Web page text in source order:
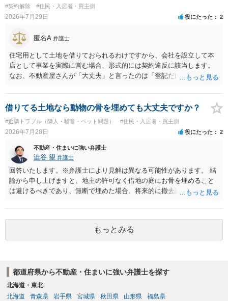
#契約解除 #住民・入居者・買主側
2026年7月29日 役にたった 2
匿名A 弁護士
住宅用として土地を借りておられるわけですから、会社を設立して本
店として事業を実際に営む場合、形式的には契約違反に該当します。
なお、不動産屋さんが「大丈夫」と言ったのは「登記だけなら実務上
れますが、これは法的な保証ではありません。 ただ、解除まで認めら
れるかどうかについては信頼関係が破壊されたかどうかで判断されま
すので、建物を事務所・店舗用に大きく改築する等までなさらない限
り、リスクはそれほど大きくないかもしれません。 しかしそれでも、
大家さんが契約違反を口実に、将来の更新時に更新料の上乗せを要求
したり、立ち退きを迫る材料に使ったりする可能性は否定できませ
ん。
借りてる土地なら動物の骨を埋めても大丈夫ですか？
#近隣トラブル（隣人・騒音・ペット問題） #住民・入居者・買主側
2026年7月28日 役にたった 2
不動産・住まいに強い弁護士
澁谷 望 弁護士
回答いたします。※弁護士により見解は異なる可能性があります。 結
論から申し上げますと、地主の許可なく借地の庭にお骨を埋めること
は避けるべきであり、無断で埋めた場合、将来的に撤去請求や退去時
上、自分のペットの遺骨を埋める行為自体は墓地埋葬法違反や不法投
棄には該当しないため、犯罪になるわけではありません。しかし、建
物の所有者は質問者様であっても、土地の所有権はあくまで地主にあ
ります。そのため、地主に無断でお骨を埋める行為は、他人の所有権
事前に地主へ相談して許可を得るか、土地に直接埋めずに大きめの鉢
植え等で供養する「プランター葬」や、ペット霊園等への納骨を検討
されるのが確実かと思います。
もっとみる
都道府県から不動産・住まいに強い弁護士を探す
北海道・東北
北海道
青森県 岩手県 宮城県 秋田県 山形県 福島県